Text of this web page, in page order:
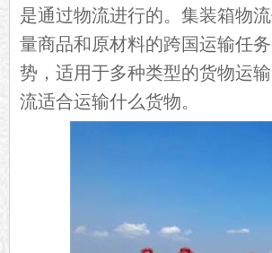
是通过物流进行的。集装箱物
量商品和原材料的跨国运输任
势，适用于多种类型的货物运
流适合运输什么货物。